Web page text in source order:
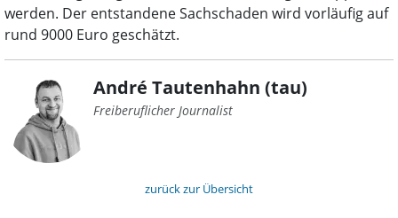
werden. Der entstandene Sachschaden wird vorläufig auf
rund 9000 Euro geschätzt.
André Tautenhahn (tau)
Freiberuflicher Journalist
zurück zur Übersicht